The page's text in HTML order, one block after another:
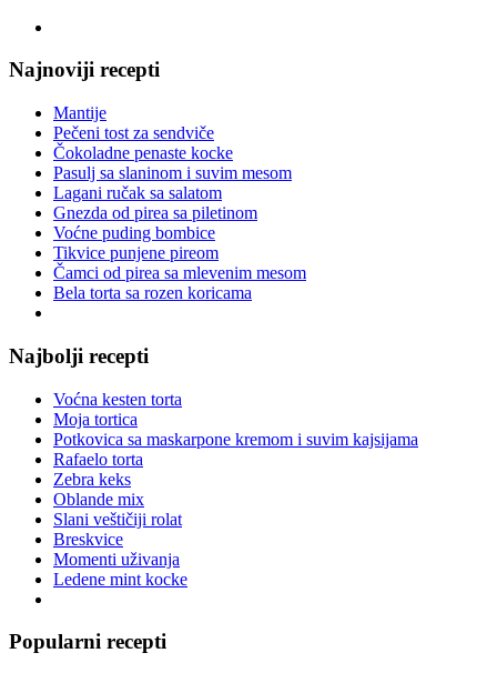
Najnoviji recepti
Mantije
Pečeni tost za sendviče
Čokoladne penaste kocke
Pasulj sa slaninom i suvim mesom
Lagani ručak sa salatom
Gnezda od pirea sa piletinom
Voćne puding bombice
Tikvice punjene pireom
Čamci od pirea sa mlevenim mesom
Bela torta sa rozen koricama
Najbolji recepti
Voćna kesten torta
Moja tortica
Potkovica sa maskarpone kremom i suvim kajsijama
Rafaelo torta
Zebra keks
Oblande mix
Slani veštičiji rolat
Breskvice
Momenti uživanja
Ledene mint kocke
Popularni recepti